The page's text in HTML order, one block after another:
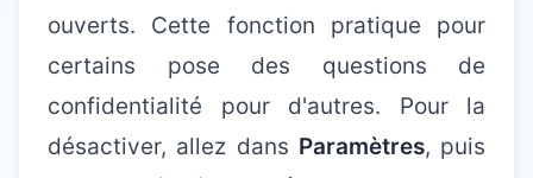
ouverts. Cette fonction pratique pour
certains pose des questions de
confidentialité pour d'autres. Pour la
désactiver, allez dans Paramètres, puis